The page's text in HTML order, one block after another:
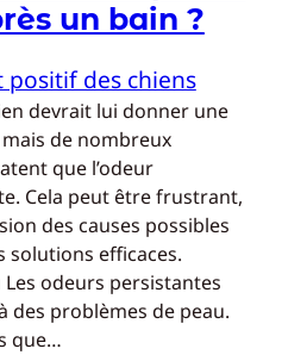
un bain ?
des chiens
devrait lui donner une
de nombreux
que l’odeur
Cela peut être frustrant,
des causes possibles
solutions efficaces.
odeurs persistantes
des problèmes de peau.
que…